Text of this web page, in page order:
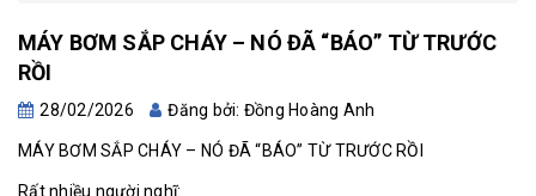
MÁY BƠM SẮP CHÁY – NÓ ĐÃ “BÁO” TỪ TRƯỚC
RỒI
28/02/2026 Đăng bởi: Đồng Hoàng Anh
MÁY BƠM SẮP CHÁY – NÓ ĐÃ “BÁO” TỪ TRƯỚC RỒI
Rất nhiều người nghĩ: